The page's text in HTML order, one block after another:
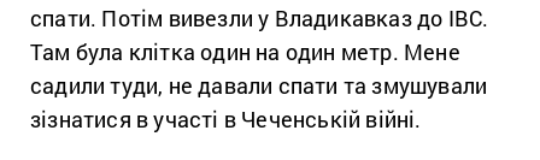
спати. Потім вивезли у Владикавказ до ІВС.
Там була клітка один на один метр. Мене
садили туди, не давали спати та змушували
зізнатися в участі в Чеченській війні.